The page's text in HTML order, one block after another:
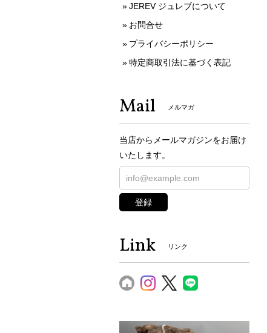
JEREV ジュレブについて
お問合せ
プライバシーポリシー
特定商取引法に基づく表記
Mail メルマガ
当店からメールマガジンをお届け
いたします。
登録
Link リンク